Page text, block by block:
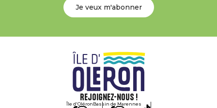
Je veux m'abonner
Rejoignez-nous !
Île d'OléronBassin de Marennes